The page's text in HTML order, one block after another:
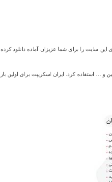
سایت را برای شما عزیزان آماده دانلود کرده
و … استفاده کرد. ایران اسکریپت برای اولین بار